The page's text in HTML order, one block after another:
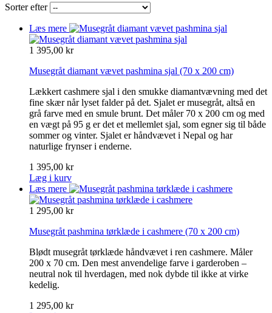
Sorter efter
Læs mere
1 395,00 kr
Musegråt diamant vævet pashmina sjal (70 x 200 cm)
Lækkert cashmere sjal i den smukke diamantvævning med det
fine skær når lyset falder på det. Sjalet er musegråt, altså en
grå farve med en smule brunt. Det måler 70 x 200 cm og med
en vægt på 95 g er det et mellemlet sjal, som egner sig til både
sommer og vinter. Sjalet er håndvævet i Nepal og har
naturlige frynser i enderne.
1 395,00 kr
Læg i kurv
Læs mere
1 295,00 kr
Musegråt pashmina tørklæde i cashmere (70 x 200 cm)
Blødt musegråt tørklæde håndvævet i ren cashmere. Måler
200 x 70 cm. Den mest anvendelige farve i garderoben –
neutral nok til hverdagen, med nok dybde til ikke at virke
kedelig.
1 295,00 kr